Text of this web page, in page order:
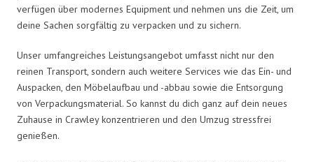
verfügen über modernes Equipment und nehmen uns die Zeit, um
deine Sachen sorgfältig zu verpacken und zu sichern.
Unser umfangreiches Leistungsangebot umfasst nicht nur den
reinen Transport, sondern auch weitere Services wie das Ein- und
Auspacken, den Möbelaufbau und -abbau sowie die Entsorgung
von Verpackungsmaterial. So kannst du dich ganz auf dein neues
Zuhause in Crawley konzentrieren und den Umzug stressfrei
genießen.